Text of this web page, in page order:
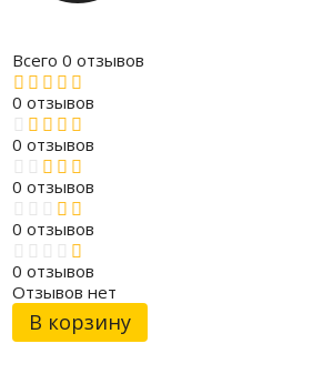
Всего 0 отзывов
0 отзывов
0 отзывов
0 отзывов
0 отзывов
0 отзывов
Отзывов нет
В корзину